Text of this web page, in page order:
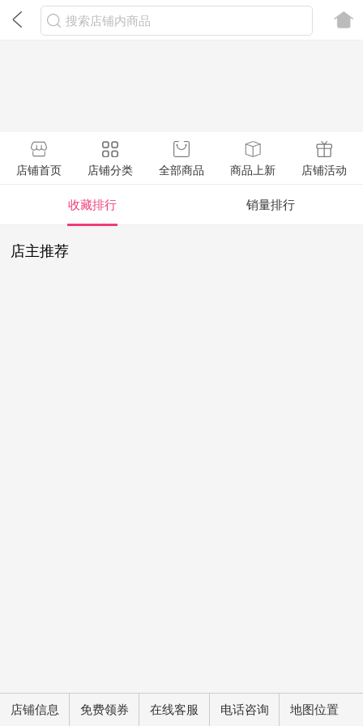
搜索店铺内商品
店铺首页 店铺分类 全部商品 商品上新 店铺活动
收藏排行 销量排行
店主推荐
店铺信息 免费领券 在线客服 电话咨询 地图位置